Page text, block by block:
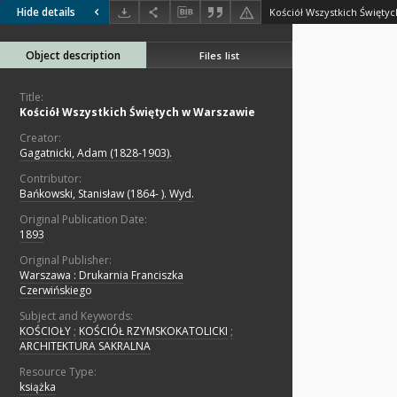
Hide details Kościół Wszystkich
Object description Files list
Title:
Kościół Wszystkich Świętych w Warszawie
Creator:
Gagatnicki, Adam (1828-1903).
Contributor:
Bańkowski, Stanisław (1864- ). Wyd.
Original Publication Date:
1893
Original Publisher:
Warszawa : Drukarnia Franciszka
Czerwińskiego
Subject and Keywords:
KOŚCIOŁY ; KOŚCIÓŁ RZYMSKOKATOLICKI ;
ARCHITEKTURA SAKRALNA
Resource Type:
książka